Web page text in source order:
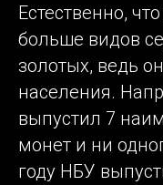
Естественно,
больше видов
золотых, ведь
населения.
выпустил 7
монет и ни
году НБУ